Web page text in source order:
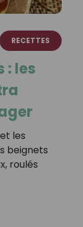
RECETTES
: les
les
beignets
roulés